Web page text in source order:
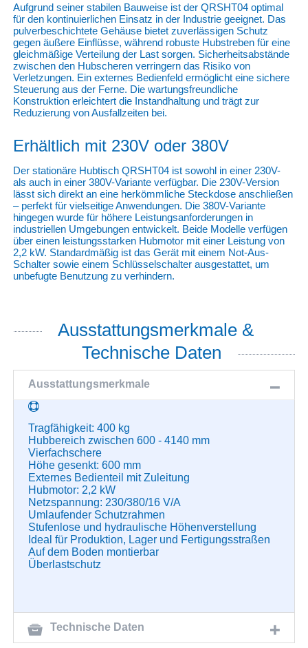
Aufgrund seiner stabilen Bauweise ist der QRSHT04 optimal
für den kontinuierlichen Einsatz in der Industrie geeignet. Das
pulverbeschichtete Gehäuse bietet zuverlässigen Schutz
gegen äußere Einflüsse, während robuste Hubstreben für eine
gleichmäßige Verteilung der Last sorgen. Sicherheitsabstände
zwischen den Hubscheren verringern das Risiko von
Verletzungen. Ein externes Bedienfeld ermöglicht eine sichere
Steuerung aus der Ferne. Die wartungsfreundliche
Konstruktion erleichtert die Instandhaltung und trägt zur
Reduzierung von Ausfallzeiten bei.
Erhältlich mit 230V oder 380V
Der stationäre Hubtisch QRSHT04 ist sowohl in einer 230V-
als auch in einer 380V-Variante verfügbar. Die 230V-Version
lässt sich direkt an eine herkömmliche Steckdose anschließen
– perfekt für vielseitige Anwendungen. Die 380V-Variante
hingegen wurde für höhere Leistungsanforderungen in
industriellen Umgebungen entwickelt. Beide Modelle verfügen
über einen leistungsstarken Hubmotor mit einer Leistung von
2,2 kW. Standardmäßig ist das Gerät mit einem Not-Aus-
Schalter sowie einem Schlüsselschalter ausgestattet, um
unbefugte Benutzung zu verhindern.
Ausstattungsmerkmale &
Technische Daten
Ausstattungsmerkmale
Tragfähigkeit: 400 kg
Hubbereich zwischen 600 - 4140 mm
Vierfachschere
Höhe gesenkt: 600 mm
Externes Bedienteil mit Zuleitung
Hubmotor: 2,2 kW
Netzspannung: 230/380/16 V/A
Umlaufender Schutzrahmen
Stufenlose und hydraulische Höhenverstellung
Ideal für Produktion, Lager und Fertigungsstraßen
Auf dem Boden montierbar
Überlastschutz
Technische Daten